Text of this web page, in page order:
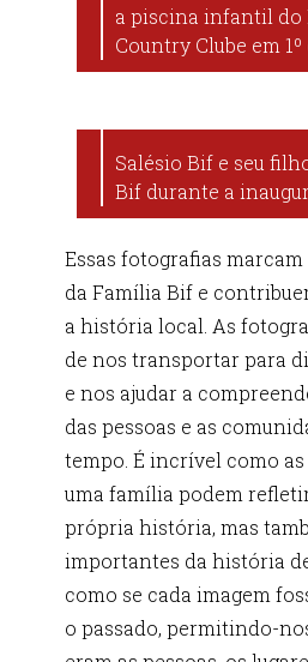
a piscina infantil do
Country Clube em
Salésio Bif e seu
Bif durante a
Essas fotografias
da Família Bif e
a história local. As
de nos transportar para
e nos ajudar a
das pessoas e as
tempo. É incrível como
uma família podem
própria história, mas
importantes da história
como se cada imagem
o passado, permitindo-